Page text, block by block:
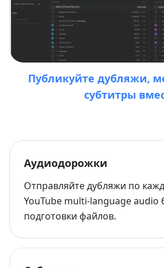
Публикуйте дубляжи,
субтитры
Аудиодорожки
Отправляйте дубляжи по
YouTube multi-language audio
подготовки файлов.